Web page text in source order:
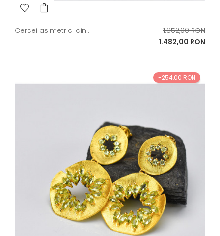
Cercei asimetrici din...
Pret
de
1.852,00 RON
Pret
1.482,00 RON
-254,00 RON